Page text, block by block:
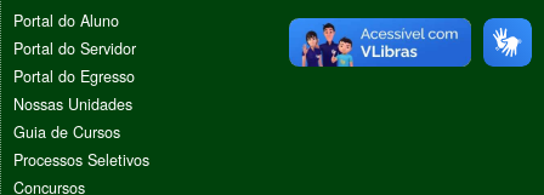
Portal do Aluno
Portal do Servidor
Portal do Egresso
Nossas Unidades
Guia de Cursos
Processos Seletivos
Concursos